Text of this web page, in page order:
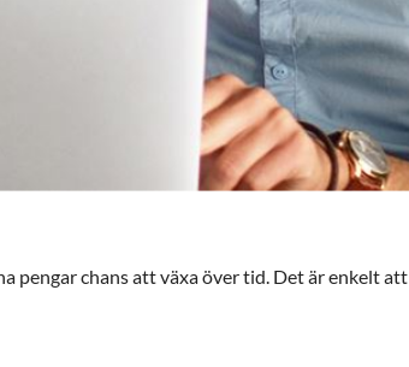
pengar chans att växa över tid. Det är enkelt att